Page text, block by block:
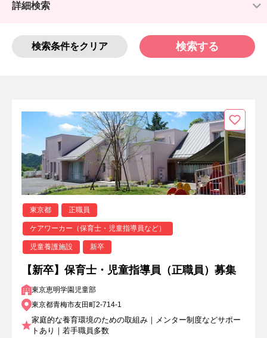
詳細検索
検索条件をクリア 検索する
東京都 正職員
ケアワーカー（保育士・児童指導員など）
児童養護施設 新卒
【新卒】保育士・児童指導員（正職員）募集
東京恵明学園児童部
東京都青梅市友田町2-714-1
家庭的な養育環境のための取組み｜メンター制度などサポー
トあり｜若手職員多数